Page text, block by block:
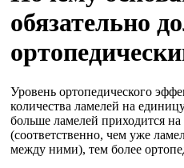
обязательно
Уровень ортопедического
количества ламелей на
больше ламелей приходится
(соответственно, чем уже
между ними), тем более